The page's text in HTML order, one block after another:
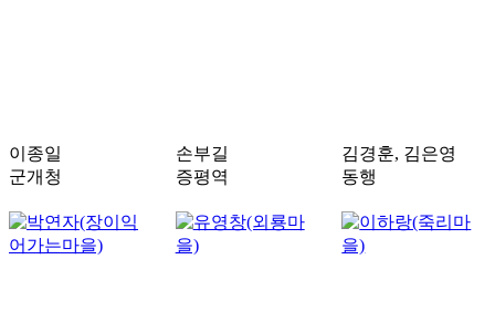
이종일
군개청
손부길
증평역
김경훈, 김은영
동행